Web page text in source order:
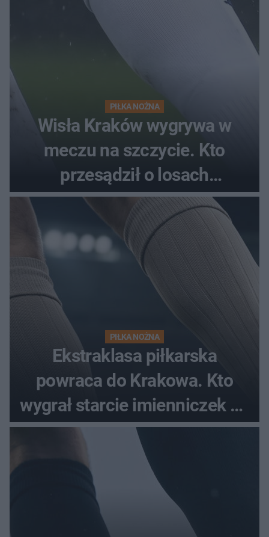
PIŁKA NOŻNA
Wisła Kraków wygrywa w
meczu na szczycie. Kto
przesądził o losach
spotkania?
PIŁKA NOŻNA
Ekstraklasa piłkarska
powraca do Krakowa. Kto
wygrał starcie imienniczek na
pełnym stadionie